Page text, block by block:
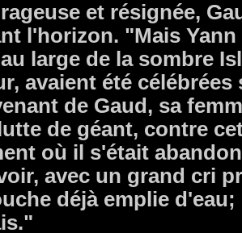
et résignée,
l'horizon. "Mais
large de la sombre
avaient été célébrées
de Gaud, sa
de géant, contre
où il s'était
avec un grand cri
déjà emplie